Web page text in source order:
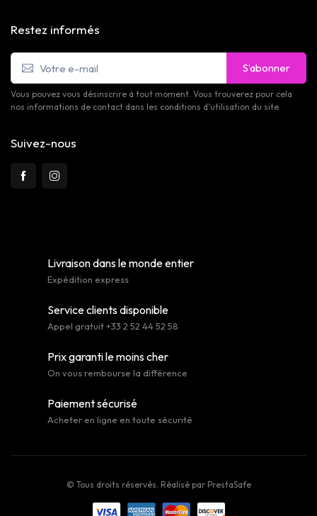
Restez informés
S’abonner
Vous pouvez vous désinscrire à tout moment. Vous trouverez pour cela
nos informations de contact dans les conditions d'utilisation du site.
Suivez-nous
Livraison dans le monde entier
Expédition express
Service clients disponible
Appel gratuit +33 2 52 44 52 58
Prix garanti le moins cher
On vous rembourse la différence
Paiement sécurisé
Acheter en ligne en toute sécurité
© Tous droits réservés. Réalisé par PrestaSafe